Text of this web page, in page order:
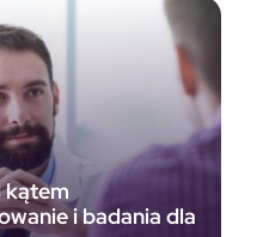
kątem
i badania dla